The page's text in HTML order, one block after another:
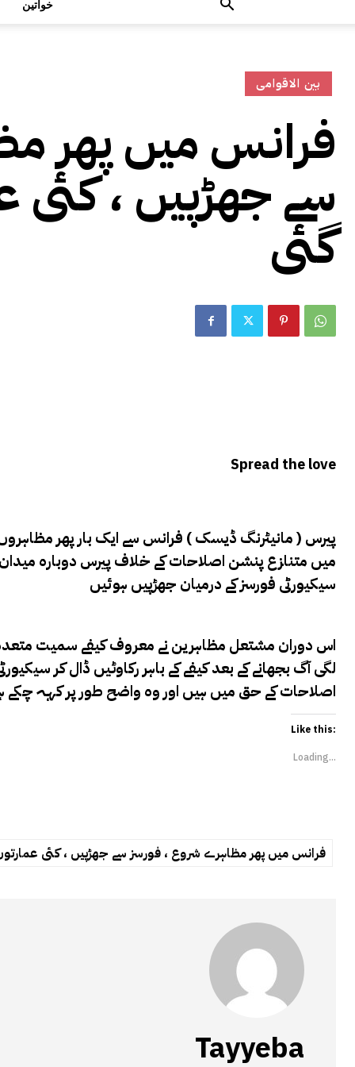
خواتین
بین الاقوامی
فرانس میں پھر
سے جھڑپیں ، کئی
گئی
Spread the love
پیرس ( مانیٹرنگ ڈیسک ) فرانس سے ایک بار پھر
میں متنازع پنشن اصلاحات کے خلاف پیرس دوبارہ
سیکیورٹی فورسز کے درمیان جھڑپیں ہوئیں
اس دوران مشتعل مظاہرین نے معروف کیفے سمیت متعدد
لگی آگ بجھانے کے بعد کیفے کے باہر رکاوٹیں ڈال کر
اصلاحات کے حق میں ہیں اور وہ واضح طور پر کہہ
Like this:
Loading...
فرانس میں پھر مظاہرے شروع ، فورسز سے جھڑپیں ، کئی
Tayyeba